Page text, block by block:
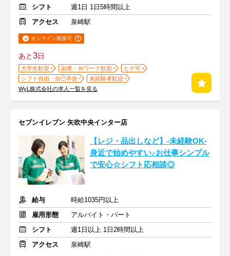
シフト
週1日 1日5時間以上
アクセス
泉崎駅
オンライン面接可
あと3日
大学生歓迎 副業・Ｗワーク歓迎
ヒゲ可
シフト自由・自己申告
未経験者歓迎
WyL株式会社の求人一覧を見る
セブンイレブン 矢吹中央インター店
【レジ・品出しなど】-未経験OK-
身近で始めやすい♪お仕事シンプル
で安心☆シフト応相談◎
給与
時給1035円以上
雇用形態
アルバイト・パート
シフト
週1日以上 1日2時間以上
アクセス
泉崎駅